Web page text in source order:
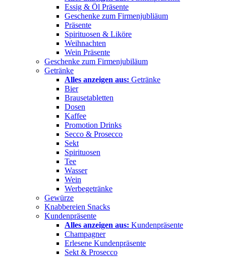
Essig & Öl Präsente
Geschenke zum Firmenjubliäum
Präsente
Spirituosen & Liköre
Weihnachten
Wein Präsente
Geschenke zum Firmenjubiläum
Getränke
Alles anzeigen aus: Getränke
Bier
Brausetabletten
Dosen
Kaffee
Promotion Drinks
Secco & Prosecco
Sekt
Spirituosen
Tee
Wasser
Wein
Werbegetränke
Gewürze
Knabbereien Snacks
Kundenpräsente
Alles anzeigen aus: Kundenpräsente
Champagner
Erlesene Kundenpräsente
Sekt & Prosecco